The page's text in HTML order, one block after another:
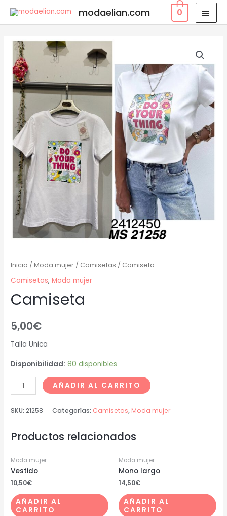
modaelian.com 0
Inicio /Moda mujer / Camisetas / Camiseta
Camisetas,Moda mujer
Camiseta
5,00€
Talla Unica
Disponibilidad: 80 disponibles
AÑADIR AL CARRITO
SKU:21258 Categorías: Camisetas, Moda mujer
Productos relacionados
Moda mujer
Vestido
10,50€
AÑADIR AL
CARRITO
Moda mujer
Mono largo
14,50€
AÑADIR AL
CARRITO